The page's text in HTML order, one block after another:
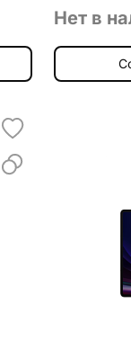
Нет в